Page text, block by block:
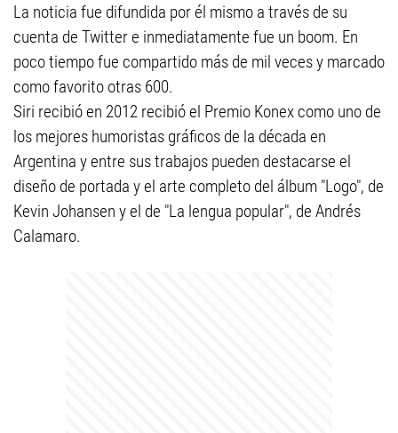
La noticia fue difundida por él mismo a través de su
cuenta de Twitter e inmediatamente fue un boom. En
poco tiempo fue compartido más de mil veces y marcado
como favorito otras 600.
Siri recibió en 2012 recibió el Premio Konex como uno de
los mejores humoristas gráficos de la década en
Argentina y entre sus trabajos pueden destacarse el
diseño de portada y el arte completo del álbum "Logo", de
Kevin Johansen y el de "La lengua popular", de Andrés
Calamaro.